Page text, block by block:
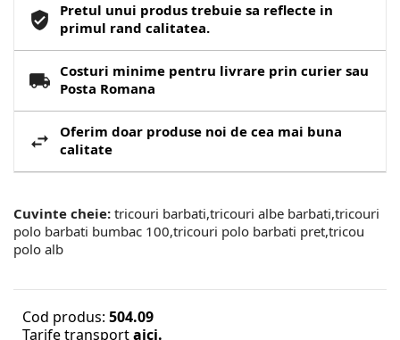
Pretul unui produs trebuie sa reflecte in
primul rand calitatea.
Costuri minime pentru livrare prin curier sau
Posta Romana
Oferim doar produse noi de cea mai buna
calitate
Cuvinte cheie: tricouri barbati,tricouri albe barbati,tricouri
polo barbati bumbac 100,tricouri polo barbati pret,tricou
polo alb
Cod produs: 504.09
Tarife transportaici.